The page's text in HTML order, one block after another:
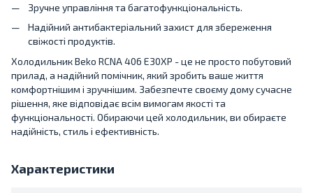
Зручне управління та багатофункціональність.
Надійний антибактеріальний захист для збереження
свіжості продуктів.
Холодильник Beko RCNA 406 E30XP - це не просто побутовий
прилад, а надійний помічник, який зробить ваше життя
комфортнішим і зручнішим. Забезпечте своєму дому сучасне
рішення, яке відповідає всім вимогам якості та
функціональності. Обираючи цей холодильник, ви обираєте
надійність, стиль і ефективність.
Характеристики